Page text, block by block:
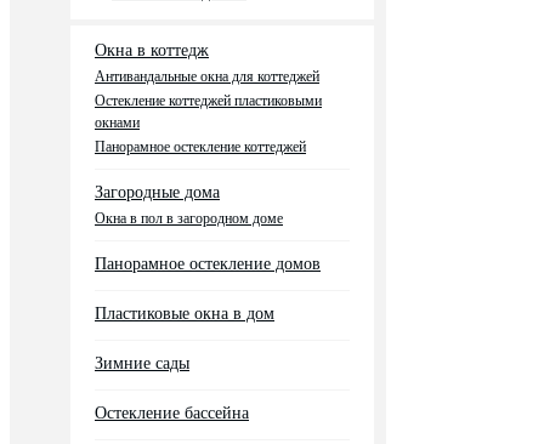
Окна в коттедж
Антивандальные окна для коттеджей
Остекление коттеджей пластиковыми
окнами
Панорамное остекление коттеджей
Загородные дома
Окна в пол в загородном доме
Панорамное остекление домов
Пластиковые окна в дом
Зимние сады
Остекление бассейна